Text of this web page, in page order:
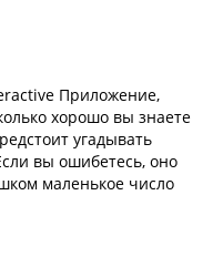
Приложение,
хорошо вы знаете
угадывать
вы ошибетесь, оно
маленькое число